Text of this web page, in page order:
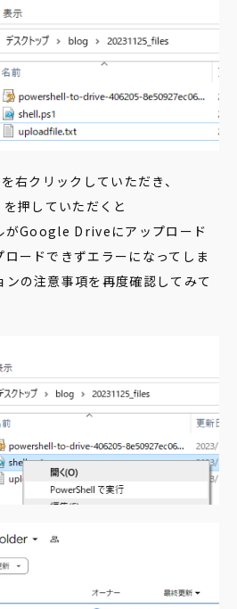
右クリックしていただき、
押していただくと
Google Driveにアップロード
ードできずエラーになってしま
ンの注意事項を再度確認してみて